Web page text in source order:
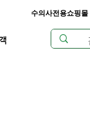
수의사전용쇼핑몰